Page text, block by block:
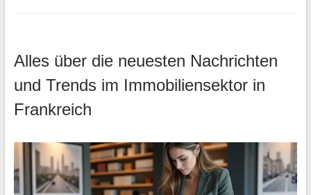
Alles über die neuesten Nachrichten
und Trends im Immobiliensektor in
Frankreich